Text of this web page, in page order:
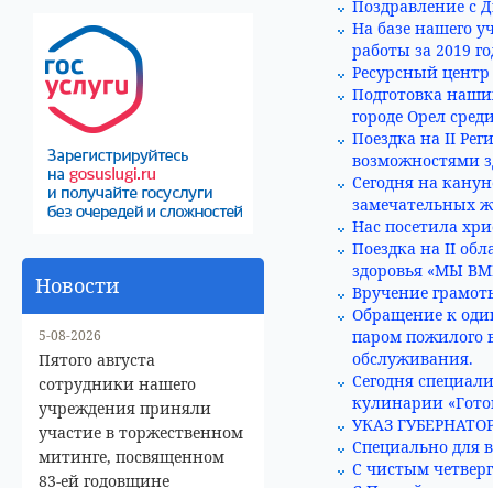
Новости
5-08-2026
Пятого августа
сотрудники нашего
учреждения приняли
участие в торжественном
митинге, посвященном
83-ей годовщине
Поздравление с
На базе нашего
работы за 2019
Ресурсный центр
Подготовка
городе Орел
Поездка на II
возможностями
Сегодня на
замечательных
Нас посетила
Поездка на II
здоровья «МЫ
Вручение
Обращение к
паром пожилого
обслуживания.
Сегодня
кулинарии
УКАЗ
Специально для
С чистым